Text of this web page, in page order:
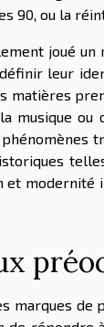
90, ou la
joué
leur
matières
musique ou
modernité
marques